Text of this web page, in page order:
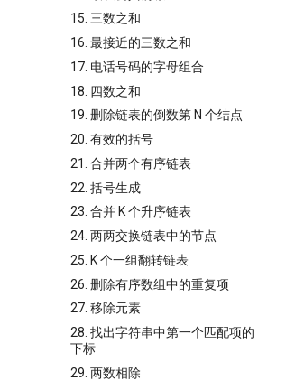
15. 三数之和
16. 最接近的三数之和
17. 电话号码的字母组合
18. 四数之和
19. 删除链表的倒数第 N 个结点
20. 有效的括号
21. 合并两个有序链表
22. 括号生成
23. 合并 K 个升序链表
24. 两两交换链表中的节点
25. K 个一组翻转链表
26. 删除有序数组中的重复项
27. 移除元素
28. 找出字符串中第一个匹配项的
下标
29. 两数相除